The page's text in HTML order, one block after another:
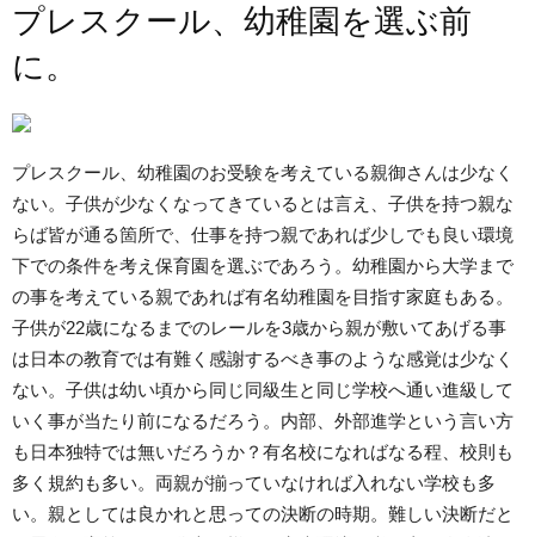
プレスクール、幼稚園を選ぶ前
に。
プレスクール、幼稚園のお受験を考えている親御さんは少なく
ない。子供が少なくなってきているとは言え、子供を持つ親な
らば皆が通る箇所で、仕事を持つ親であれば少しでも良い環境
下での条件を考え保育園を選ぶであろう。幼稚園から大学まで
の事を考えている親であれば有名幼稚園を目指す家庭もある。
子供が22歳になるまでのレールを3歳から親が敷いてあげる事
は日本の教育では有難く感謝するべき事のような感覚は少なく
ない。子供は幼い頃から同じ同級生と同じ学校へ通い進級して
いく事が当たり前になるだろう。内部、外部進学という言い方
も日本独特では無いだろうか？有名校になればなる程、校則も
多く規約も多い。両親が揃っていなければ入れない学校も多
い。親としては良かれと思っての決断の時期。難しい決断だと